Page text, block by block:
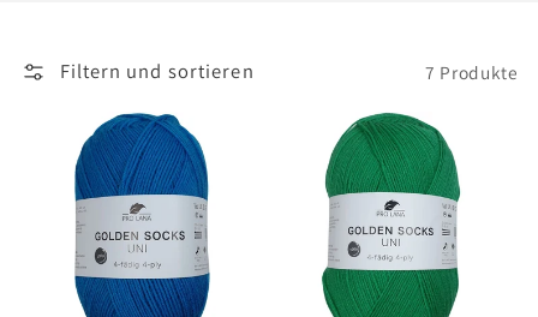
Filtern und sortieren 7 Produkte